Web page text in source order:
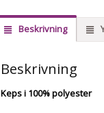
Beskrivning
Beskrivning
Keps i 100% polyester